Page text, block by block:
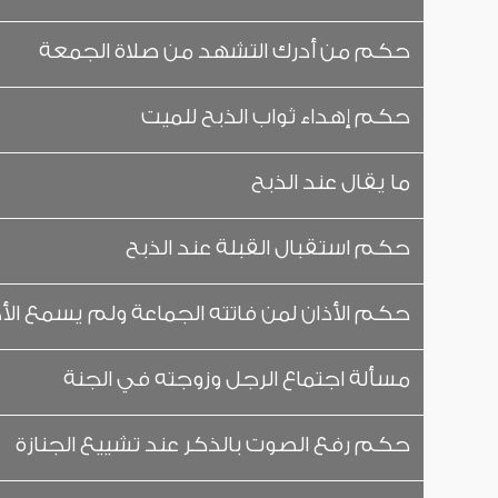
حكم من أدرك التشهد من صلاة الجمعة
حكم إهداء ثواب الذبح للميت
ما يقال عند الذبح
حكم استقبال القبلة عند الذبح
حكم الأذان لمن فاتته الجماعة ولم يسمع
مسألة اجتماع الرجل وزوجته في الجنة
حكم رفع الصوت بالذكر عند تشييع الجنازة